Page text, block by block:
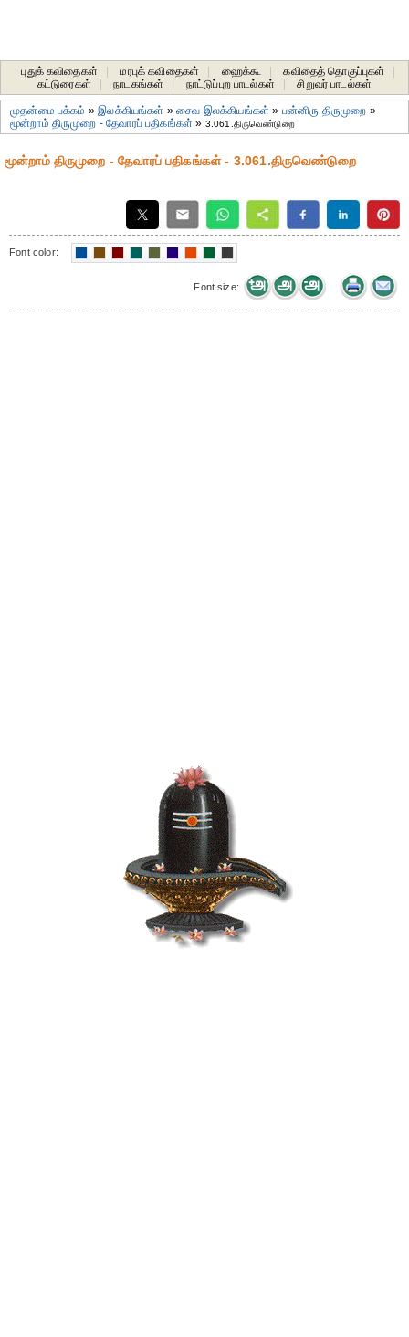
புதுக் கவிதைகள் மரபுக் கவிதைகள் ஹைக்கூ கவிதைத் தொகுப்புகள்
கட்டுரைகள்
நாடகங்கள் நாட்டுப்புற பாடல்கள் சிறுவர் பாடல்கள்
முதன்மை பக்கம் »இலக்கியங்கள் »சைவ இலக்கியங்கள் » பன்னிரு திருமுறை »
மூன்றாம் திருமுறை - தேவாரப் பதிகங்கள் » 3.061.திருவெண்டுறை
மூன்றாம் திருமுறை - தேவாரப் பதிகங்கள் - 3.061.திருவெண்டுறை
Font color:
Font size: